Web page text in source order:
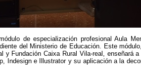
de especialización profesional Aula
del Ministerio de Educación. Este
y Fundación Caixa Rural Vila-real, enseñará
Indesign e Illustrator y su aplicación a la